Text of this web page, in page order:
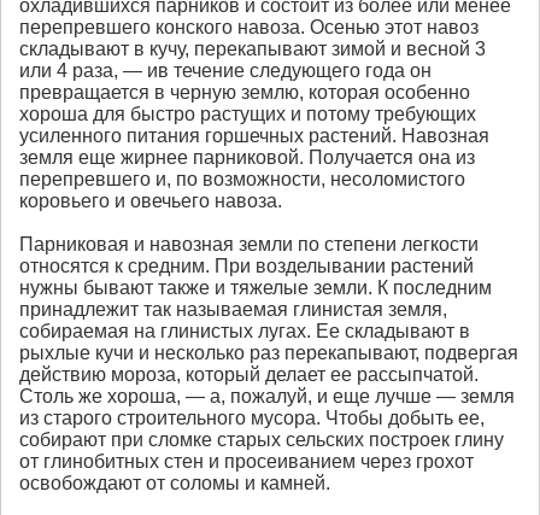
охладившихся парников и состоит из более или менее
перепревшего конского навоза. Осенью этот навоз
складывают в кучу, перекапывают зимой и весной 3
или 4 раза, — ив течение следующего года он
превращается в черную землю, которая особенно
хороша для быстро растущих и потому требующих
усиленного питания горшечных растений. Навозная
земля еще жирнее парниковой. Получается она из
перепревшего и, по возможности, несоломистого
коровьего и овечьего навоза.
Парниковая и навозная земли по степени легкости
относятся к средним. При возделывании растений
нужны бывают также и тяжелые земли. К последним
принадлежит так называемая глинистая земля,
собираемая на глинистых лугах. Ее складывают в
рыхлые кучи и несколько раз перекапывают, подвергая
действию мороза, который делает ее рассыпчатой.
Столь же хороша, — а, пожалуй, и еще лучше — земля
из старого строительного мусора. Чтобы добыть ее,
собирают при сломке старых сельских построек глину
от глинобитных стен и просеиванием через грохот
освобождают от соломы и камней.